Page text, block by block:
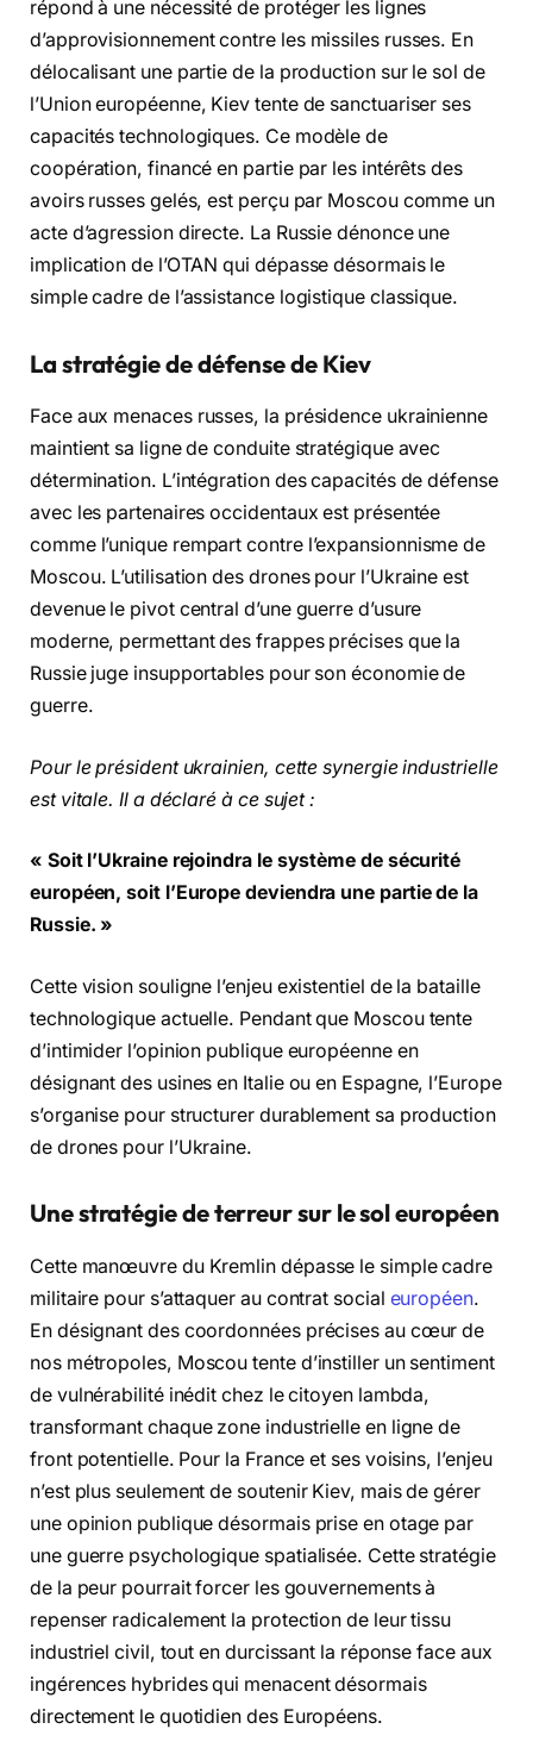
répond à une nécessité de protéger les lignes
d’approvisionnement contre les missiles russes. En
délocalisant une partie de la production sur le sol de
l’Union européenne, Kiev tente de sanctuariser ses
capacités technologiques. Ce modèle de
coopération, financé en partie par les intérêts des
avoirs russes gelés, est perçu par Moscou comme un
acte d’agression directe. La Russie dénonce une
implication de l’OTAN qui dépasse désormais le
simple cadre de l’assistance logistique classique.
La stratégie de défense de Kiev
Face aux menaces russes, la présidence ukrainienne
maintient sa ligne de conduite stratégique avec
détermination. L’intégration des capacités de défense
avec les partenaires occidentaux est présentée
comme l’unique rempart contre l’expansionnisme de
Moscou. L’utilisation des drones pour l’Ukraine est
devenue le pivot central d’une guerre d’usure
moderne, permettant des frappes précises que la
Russie juge insupportables pour son économie de
guerre.
Pour le président ukrainien, cette synergie industrielle
est vitale. Il a déclaré à ce sujet :
« Soit l’Ukraine rejoindra le système de sécurité
européen, soit l’Europe deviendra une partie de la
Russie. »
Cette vision souligne l’enjeu existentiel de la bataille
technologique actuelle. Pendant que Moscou tente
d’intimider l’opinion publique européenne en
désignant des usines en Italie ou en Espagne, l’Europe
s’organise pour structurer durablement sa production
de drones pour l’Ukraine.
Une stratégie de terreur sur le sol européen
Cette manœuvre du Kremlin dépasse le simple cadre
militaire pour s’attaquer au contrat social européen.
En désignant des coordonnées précises au cœur de
nos métropoles, Moscou tente d’instiller un sentiment
de vulnérabilité inédit chez le citoyen lambda,
transformant chaque zone industrielle en ligne de
front potentielle. Pour la France et ses voisins, l’enjeu
n’est plus seulement de soutenir Kiev, mais de gérer
une opinion publique désormais prise en otage par
une guerre psychologique spatialisée. Cette stratégie
de la peur pourrait forcer les gouvernements à
repenser radicalement la protection de leur tissu
industriel civil, tout en durcissant la réponse face aux
ingérences hybrides qui menacent désormais
directement le quotidien des Européens.